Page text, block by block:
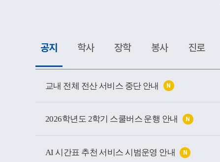
공지 학사 장학 봉사 진로
목
교내 전체 전산 서비스 중단 안내 N
2026학년도 2학기 스쿨버스 운행 안내 N
AI 시간표 추천 서비스 시범운영 안내 N